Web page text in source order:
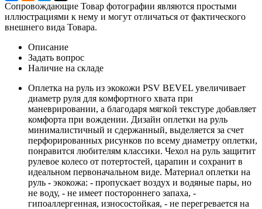
Сопровождающие Товар фотографии являются простыми
иллюстрациями к нему и могут отличаться от фактического
внешнего вида Товара.
Описание
Задать вопрос
Наличие на складе
Оплетка на руль из экокожи PSV BEVEL увеличивает
диаметр руля для комфортного хвата при
маневрировании, а благодаря мягкой текстуре добавляет
комфорта при вождении. Дизайн оплетки на руль
минималистичный и сдержанный, выделяется за счет
перфорированных рисунков по всему диаметру оплетки,
понравится любителям классики. Чехол на руль защитит
рулевое колесо от потертостей, царапин и сохранит в
идеальном первоначальном виде. Материал оплетки на
руль - экокожа: - пропускает воздух и водяные пары, но
не воду, - не имеет постороннего запаха, -
гипоаллергенная, износостойкая, - не перегревается на